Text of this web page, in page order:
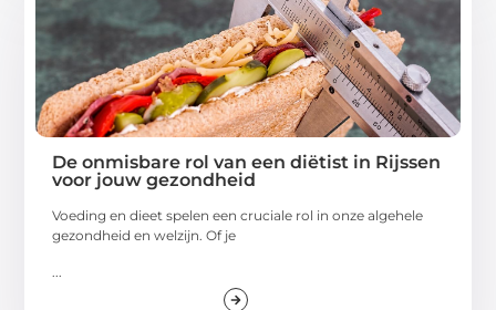
De onmisbare rol van een diëtist in Rijssen
voor jouw gezondheid
Voeding en dieet spelen een cruciale rol in onze algehele
gezondheid en welzijn. Of je